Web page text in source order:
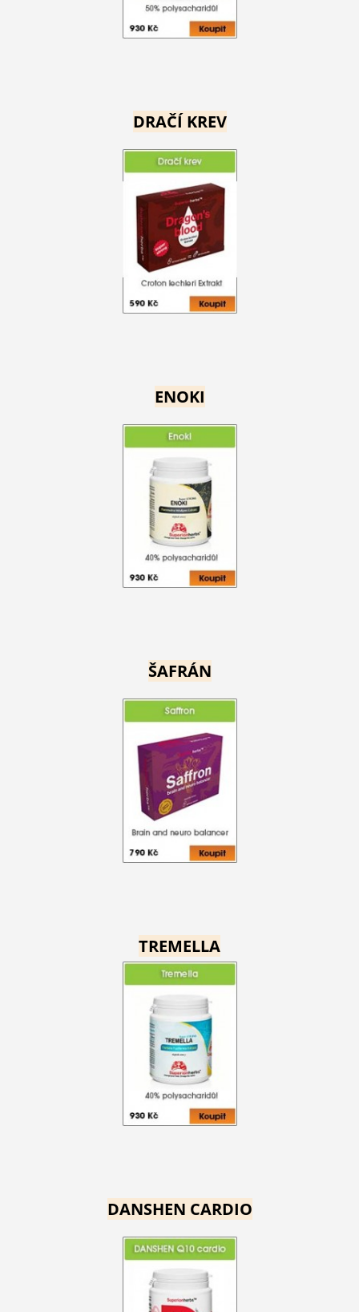
DRAČÍ KREV
ENOKI
ŠAFRÁN
TREMELLA
DANSHEN CARDIO